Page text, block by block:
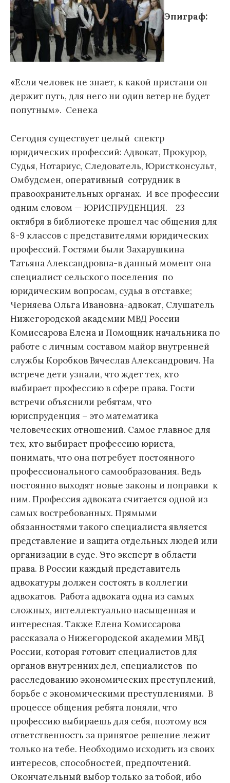
Эпиграф:
«Если человек не знает, к какой пристани он
держит путь, для него ни один ветер не будет
попутным». Сенека
Сегодня существует целый спектр
юридических профессий: Адвокат, Прокурор,
Судья, Нотариус, Следователь, Юристконсульт,
Омбудсмен, оперативный сотрудник в
правоохранительных органах. И все профессии
одним словом — ЮРИСПРУДЕНЦИЯ. 23
октября в библиотеке прошел час общения для
8-9 классов с представителями юридических
профессий. Гостями были Захарушкина
Татьяна Александровна-в данный момент она
специалист сельского поселения по
юридическим вопросам, судья в отставке;
Черняева Ольга Ивановна-адвокат, Слушатель
Нижегородской академии МВД России
Комиссарова Елена и Помощник начальника по
работе с личным составом майор внутренней
службы Коробков Вячеслав Александрович. На
встрече дети узнали, что ждет тех, кто
выбирает профессию в сфере права. Гости
встречи объяснили ребятам, что
юриспруденция – это математика
человеческих отношений. Самое главное для
тех, кто выбирает профессию юриста,
понимать, что она потребует постоянного
профессионального самообразования. Ведь
постоянно выходят новые законы и поправки к
ним. Профессия адвоката считается одной из
самых востребованных. Прямыми
обязанностями такого специалиста является
представление и защита отдельных людей или
организации в суде. Это эксперт в области
права. В России каждый представитель
адвокатуры должен состоять в коллегии
адвокатов. Работа адвоката одна из самых
сложных, интеллектуально насыщенная и
интересная. Также Елена Комиссарова
рассказала о Нижегородской академии МВД
России, которая готовит специалистов для
органов внутренних дел, специалистов по
расследованию экономических преступлений,
борьбе с экономическими преступлениями. В
процессе общения ребята поняли, что
профессию выбираешь для себя, поэтому вся
ответственность за принятое решение лежит
только на тебе. Необходимо исходить из своих
интересов, способностей, предпочтений.
Окончательный выбор только за тобой, ибо